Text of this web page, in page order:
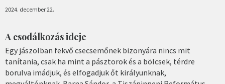
2024. december 22.
A csodálkozás ideje
Egy jászolban fekvő csecsemőnek bizonyára nincs mit
tanítania, csak ha mint a pásztorok és a bölcsek, térdre
borulva imádjuk, és elfogadjuk őt királyunknak,